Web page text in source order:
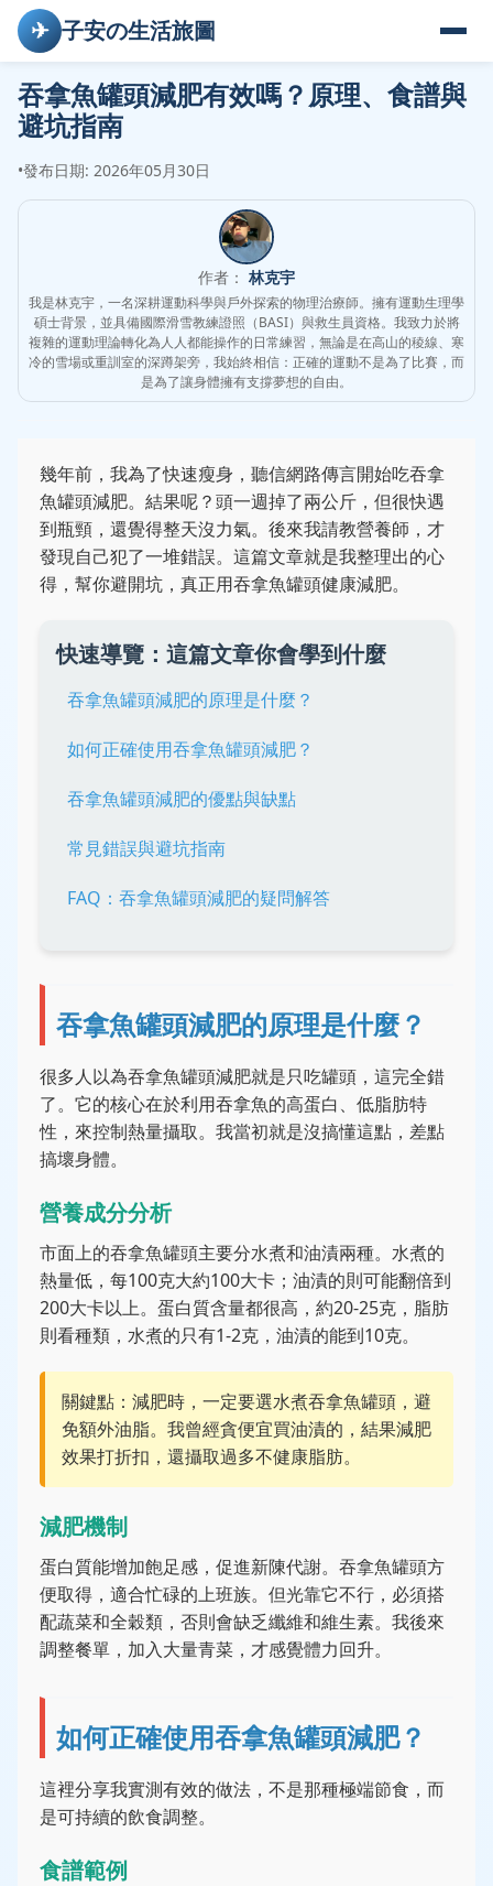
✈ 子安の生活旅圖
吞拿魚罐頭減肥有效嗎？原理、食譜與
避坑指南
•發布日期: 2026年05月30日
作者： 林克宇
我是林克宇，一名深耕運動科學與戶外探索的物理治療師。擁有運動生理學
碩士背景，並具備國際滑雪教練證照（BASI）與救生員資格。我致力於將
複雜的運動理論轉化為人人都能操作的日常練習，無論是在高山的稜線、寒
冷的雪場或重訓室的深蹲架旁，我始終相信：正確的運動不是為了比賽，而
是為了讓身體擁有支撐夢想的自由。
幾年前，我為了快速瘦身，聽信網路傳言開始吃吞拿
魚罐頭減肥。結果呢？頭一週掉了兩公斤，但很快遇
到瓶頸，還覺得整天沒力氣。後來我請教營養師，才
發現自己犯了一堆錯誤。這篇文章就是我整理出的心
得，幫你避開坑，真正用吞拿魚罐頭健康減肥。
快速導覽：這篇文章你會學到什麼
吞拿魚罐頭減肥的原理是什麼？
如何正確使用吞拿魚罐頭減肥？
吞拿魚罐頭減肥的優點與缺點
常見錯誤與避坑指南
FAQ：吞拿魚罐頭減肥的疑問解答
吞拿魚罐頭減肥的原理是什麼？
很多人以為吞拿魚罐頭減肥就是只吃罐頭，這完全錯
了。它的核心在於利用吞拿魚的高蛋白、低脂肪特
性，來控制熱量攝取。我當初就是沒搞懂這點，差點
搞壞身體。
營養成分分析
市面上的吞拿魚罐頭主要分水煮和油漬兩種。水煮的
熱量低，每100克大約100大卡；油漬的則可能翻倍到
200大卡以上。蛋白質含量都很高，約20-25克，脂肪
則看種類，水煮的只有1-2克，油漬的能到10克。
關鍵點：減肥時，一定要選水煮吞拿魚罐頭，避
免額外油脂。我曾經貪便宜買油漬的，結果減肥
效果打折扣，還攝取過多不健康脂肪。
減肥機制
蛋白質能增加飽足感，促進新陳代謝。吞拿魚罐頭方
便取得，適合忙碌的上班族。但光靠它不行，必須搭
配蔬菜和全穀類，否則會缺乏纖維和維生素。我後來
調整餐單，加入大量青菜，才感覺體力回升。
如何正確使用吞拿魚罐頭減肥？
這裡分享我實測有效的做法，不是那種極端節食，而
是可持續的飲食調整。
食譜範例